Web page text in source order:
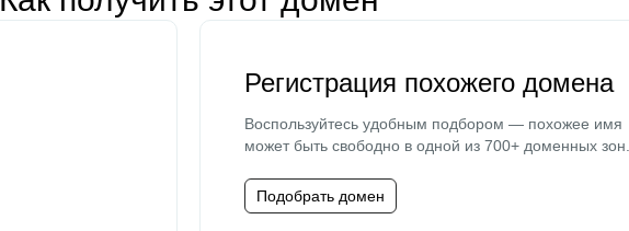
Регистрация похожего домена
Воспользуйтесь удобным подбором — похожее имя
может быть свободно в одной из 700+ доменных зон.
Подобрать домен